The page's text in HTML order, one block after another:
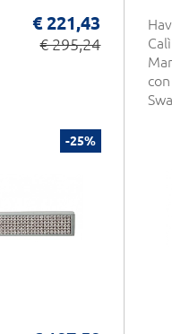
€ 221,43
€ 295,24
-25%